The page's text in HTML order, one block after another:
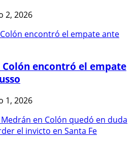
2, 2026
Colón encontró el empate
1, 2026